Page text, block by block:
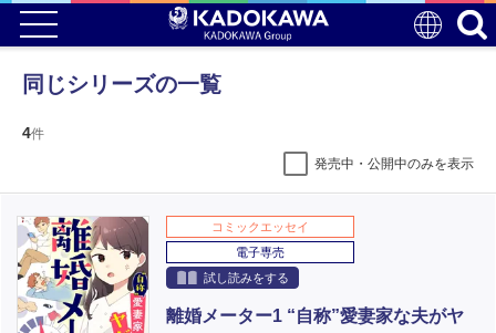
同じシリーズの一覧
4件
発売中・公開中のみを表示
コミックエッセイ
電子専売
試し読みをする
離婚メーター1 “自称”愛妻家な夫がヤ